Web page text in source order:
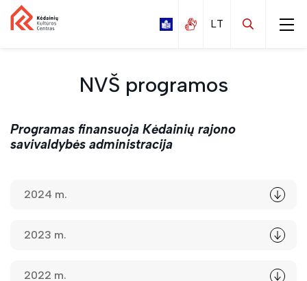
Kalnaberžės
NVŠ programos
Programas finansuoja Kėdainių rajono
savivaldybės administracija
2024 m.
2023 m.
2022 m.